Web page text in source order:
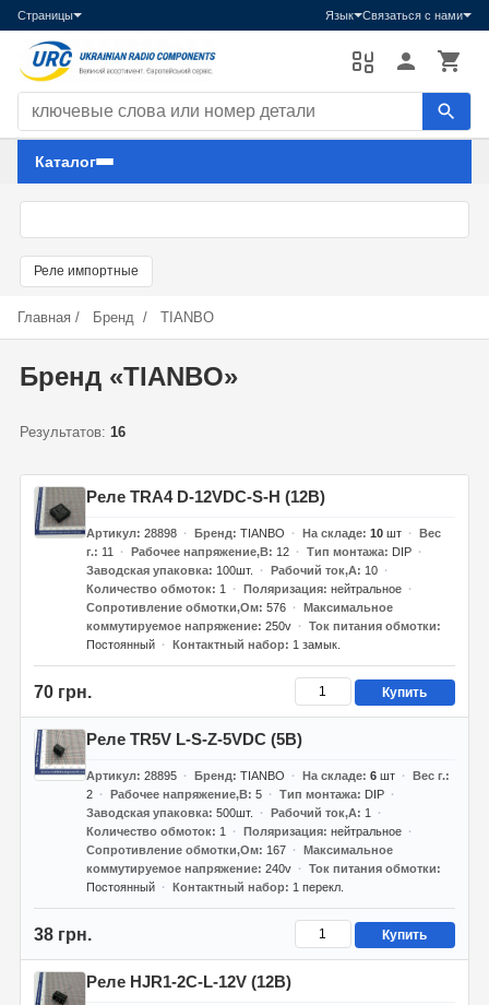
Страницы Язык Связаться с нами
Каталог
Реле импортные
Главная / Бренд / TIANBO
Бренд «TIANBO»
Результатов: 16
Реле TRA4 D-12VDC-S-H (12В)
Артикул 28898 Бренд TIANBO На складе 10шт
Вес
г.
11 Рабочее напряжение,В 12 Тип монтажа
DIP
Заводская упаковка
100шт. Рабочий ток,А
10
Количество обмоток
1 Поляризация нейтральное
Сопротивление обмотки,Ом 576
Максимальное
коммутируемое напряжение 250v
Ток питания обмотки
Постоянный
Контактный набор 1 замык.
70 грн. Купить
Реле TR5V L-S-Z-5VDC (5В)
Артикул 28895 Бренд TIANBO На складе 6шт
Вес г.
2
Рабочее напряжение,В 5 Тип монтажа
DIP
Заводская упаковка 500шт. Рабочий ток,А
1
Количество обмоток
1 Поляризация нейтральное
Сопротивление обмотки,Ом
167
Максимальное
коммутируемое напряжение 240v
Ток питания обмотки
Постоянный
Контактный набор 1 перекл.
38 грн. Купить
Реле HJR1-2C-L-12V (12В)